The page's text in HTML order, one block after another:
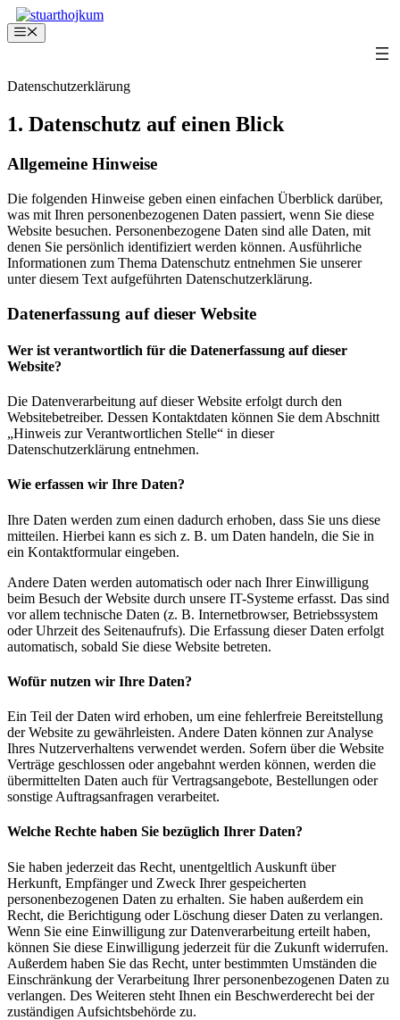
Zum
Inhalt
springen
Menü
Datenschutz­erklärung
1. Datenschutz auf einen Blick
Allgemeine Hinweise
Die folgenden Hinweise geben einen einfachen Überblick darüber,
was mit Ihren personenbezogenen Daten passiert, wenn Sie diese
Website besuchen. Personenbezogene Daten sind alle Daten, mit
denen Sie persönlich identifiziert werden können. Ausführliche
Informationen zum Thema Datenschutz entnehmen Sie unserer
unter diesem Text aufgeführten Datenschutzerklärung.
Datenerfassung auf dieser Website
Wer ist verantwortlich für die Datenerfassung auf dieser
Website?
Die Datenverarbeitung auf dieser Website erfolgt durch den
Websitebetreiber. Dessen Kontaktdaten können Sie dem Abschnitt
„Hinweis zur Verantwortlichen Stelle“ in dieser
Datenschutzerklärung entnehmen.
Wie erfassen wir Ihre Daten?
Ihre Daten werden zum einen dadurch erhoben, dass Sie uns diese
mitteilen. Hierbei kann es sich z. B. um Daten handeln, die Sie in
ein Kontaktformular eingeben.
Andere Daten werden automatisch oder nach Ihrer Einwilligung
beim Besuch der Website durch unsere IT-Systeme erfasst. Das sind
vor allem technische Daten (z. B. Internetbrowser, Betriebssystem
oder Uhrzeit des Seitenaufrufs). Die Erfassung dieser Daten erfolgt
automatisch, sobald Sie diese Website betreten.
Wofür nutzen wir Ihre Daten?
Ein Teil der Daten wird erhoben, um eine fehlerfreie Bereitstellung
der Website zu gewährleisten. Andere Daten können zur Analyse
Ihres Nutzerverhaltens verwendet werden. Sofern über die Website
Verträge geschlossen oder angebahnt werden können, werden die
übermittelten Daten auch für Vertragsangebote, Bestellungen oder
sonstige Auftragsanfragen verarbeitet.
Welche Rechte haben Sie bezüglich Ihrer Daten?
Sie haben jederzeit das Recht, unentgeltlich Auskunft über
Herkunft, Empfänger und Zweck Ihrer gespeicherten
personenbezogenen Daten zu erhalten. Sie haben außerdem ein
Recht, die Berichtigung oder Löschung dieser Daten zu verlangen.
Wenn Sie eine Einwilligung zur Datenverarbeitung erteilt haben,
können Sie diese Einwilligung jederzeit für die Zukunft widerrufen.
Außerdem haben Sie das Recht, unter bestimmten Umständen die
Einschränkung der Verarbeitung Ihrer personenbezogenen Daten zu
verlangen. Des Weiteren steht Ihnen ein Beschwerderecht bei der
zuständigen Aufsichtsbehörde zu.